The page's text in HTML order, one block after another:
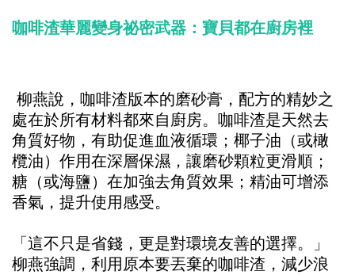
咖啡渣華麗變身祕密武器：寶貝都在廚房裡
柳燕說，咖啡渣版本的磨砂膏，配方的精妙之
處在於所有材料都來自廚房。咖啡渣是天然去
角質好物，有助促進血液循環；椰子油（或橄
欖油）作用在深層保濕，讓磨砂顆粒更滑順；
糖（或海鹽）在加強去角質效果；精油可增添
香氣，提升使用感受。
「這不只是省錢，更是對環境友善的選擇。」
柳燕強調，利用原本要丟棄的咖啡渣，減少浪